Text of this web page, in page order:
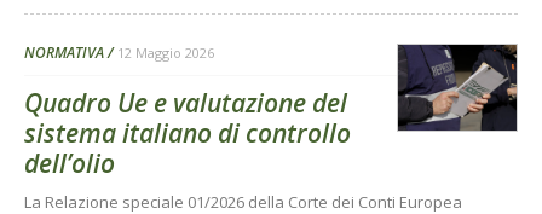
NORMATIVA 12 Maggio 2026
Quadro Ue e valutazione del
sistema italiano di controllo
dell’olio
La Relazione speciale 01/2026 della Corte dei Conti Europea